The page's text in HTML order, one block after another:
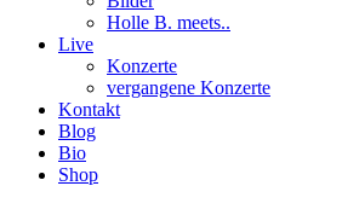
Holle B. meets..
Live
Konzerte
vergangene Konzerte
Kontakt
Blog
Bio
Shop